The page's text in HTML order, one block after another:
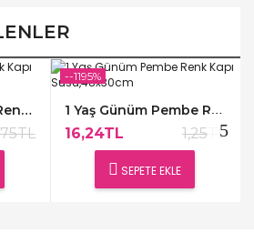
1 Yaş Günüm Mavi Renk Kapı Süsü,48x30cm
--1195%
1 Yaş Günüm Pembe Renk Kapı Süsü,48x30cm
16,24TL 1,25TL
SEPETE EKLE